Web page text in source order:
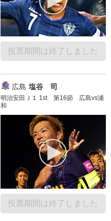
投票期間は終了しました
広島 塩谷 司
明治安田Ｊ１ 1st 第16節 広島vs浦
和
投票期間は終了しました